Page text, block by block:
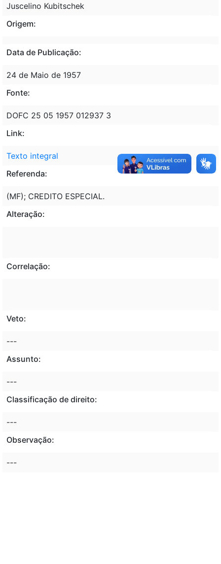
Juscelino Kubitschek
Origem:
Data de Publicação:
24 de Maio de 1957
Fonte:
DOFC 25 05 1957 012937 3
Link:
Texto integral
Referenda:
(MF); CREDITO ESPECIAL.
Alteração:
Correlação:
Veto:
---
Assunto:
---
Classificação de direito:
---
Observação:
---